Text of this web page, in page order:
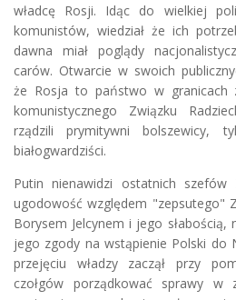
władcę Rosji. Idąc do wielkiej
komunistów, wiedział że ich
dawna miał poglądy
carów. Otwarcie w swoich
że Rosja to państwo w granicach
komunistycznego Związku
rządzili prymitywni bolszewicy,
białogwardziści.
Putin nienawidzi ostatnich szefów
ugodowość względem "zepsutego"
Borysem Jelcynem i jego słabością,
jego zgody na wstąpienie Polski do
przejęciu władzy zaczął przy
czołgów porządkować sprawy w